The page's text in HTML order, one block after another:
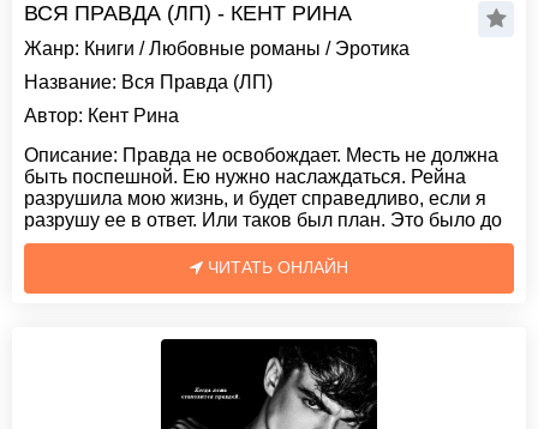
ВСЯ ПРАВДА (ЛП) - КЕНТ РИНА
Жанр: Книги /Любовные романы / Эротика
Название: Вся Правда (ЛП)
Автор: Кент Рина
Описание: Правда не освобождает. Месть не должна
быть поспешной. Ею нужно наслаждаться. Рейна
разрушила мою жизнь, и будет справедливо, если я
разрушу ее в ответ. Или таков был план. Это было до
ЧИТАТЬ ОНЛАЙН